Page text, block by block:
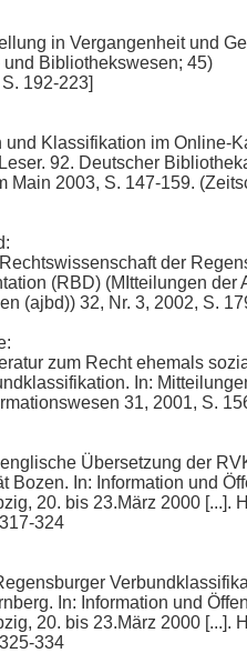
in Vergangenheit und
Bibliothekswesen; 45)
192-223]
Klassifikation im Online-
92. Deutscher
Main 2003, S. 147-159.
der
(RBD) (MItteilungen
(ajbd)) 32, Nr. 3, 2002, S.
zum Recht ehemals
In:
31, 2001, S.
Übersetzung der
Bozen. In: Information und
20. bis 23.März 2000
324
In: Information und
20. bis 23.März 2000
334